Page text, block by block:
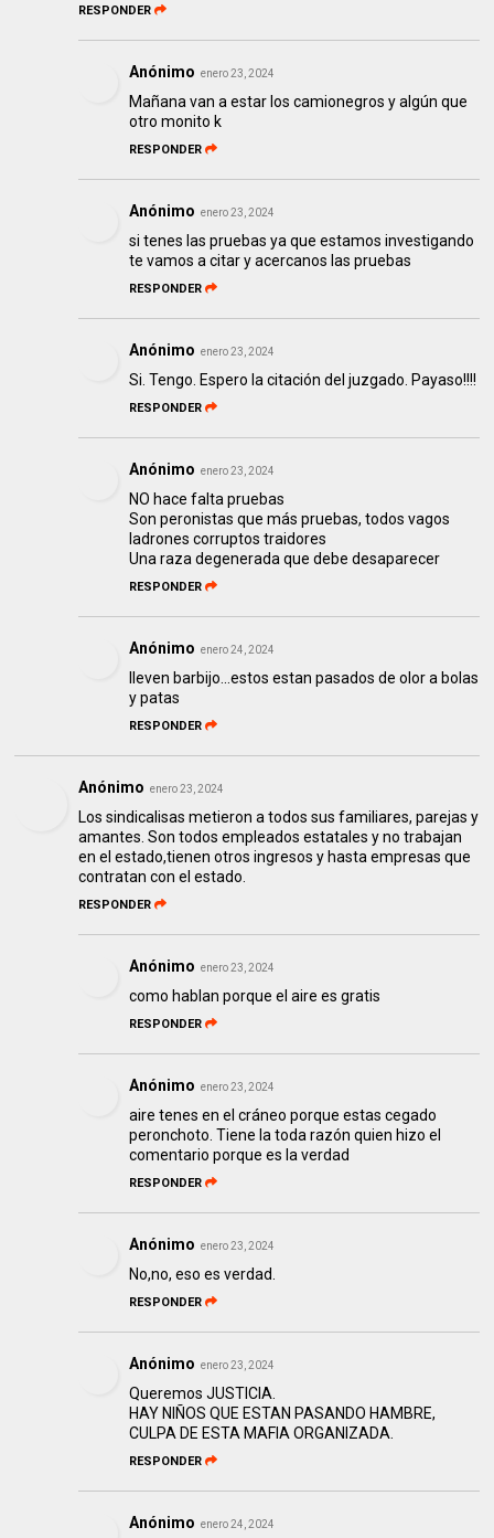
RESPONDER
Anónimo enero 23, 2024
Mañana van a estar los camionegros y algún que
otro monito k
RESPONDER
Anónimo enero 23, 2024
si tenes las pruebas ya que estamos investigando
te vamos a citar y acercanos las pruebas
RESPONDER
Anónimo enero 23, 2024
Si. Tengo. Espero la citación del juzgado. Payaso!!!!
RESPONDER
Anónimo enero 23, 2024
NO hace falta pruebas
Son peronistas que más pruebas, todos vagos
ladrones corruptos traidores
Una raza degenerada que debe desaparecer
RESPONDER
Anónimo enero 24, 2024
lleven barbijo...estos estan pasados de olor a bolas
y patas
RESPONDER
Anónimo enero 23, 2024
Los sindicalisas metieron a todos sus familiares, parejas y
amantes. Son todos empleados estatales y no trabajan
en el estado,tienen otros ingresos y hasta empresas que
contratan con el estado.
RESPONDER
Anónimo enero 23, 2024
como hablan porque el aire es gratis
RESPONDER
Anónimo enero 23, 2024
aire tenes en el cráneo porque estas cegado
peronchoto. Tiene la toda razón quien hizo el
comentario porque es la verdad
RESPONDER
Anónimo enero 23, 2024
No,no, eso es verdad.
RESPONDER
Anónimo enero 23, 2024
Queremos JUSTICIA.
HAY NIÑOS QUE ESTAN PASANDO HAMBRE,
CULPA DE ESTA MAFIA ORGANIZADA.
RESPONDER
Anónimo enero 24, 2024